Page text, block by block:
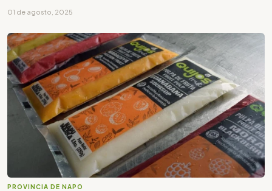
01 de agosto, 2025
PROVINCIA DE NAPO